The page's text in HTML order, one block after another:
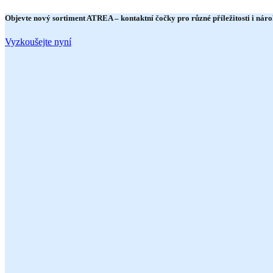
Objevte nový sortimentATREA– kontaktní čočky pro různé příležitosti i
Vyzkoušejte nyní